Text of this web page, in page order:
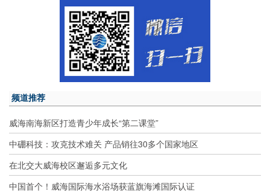
频道推荐
威海南海新区打造青少年成长“第二课堂”
中硼科技：攻克技术难关 产品销往30多个国家地区
在北交大威海校区邂逅多元文化
中国首个！威海国际海水浴场获蓝旗海滩国际认证